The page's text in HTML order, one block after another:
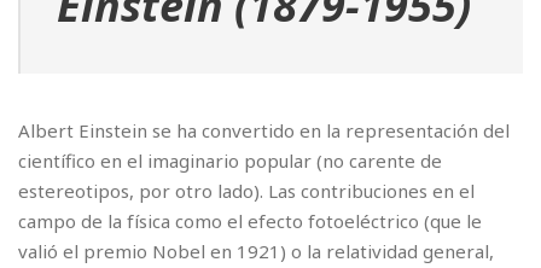
Albert Einstein se ha convertido en la representación del
científico en el imaginario popular (no carente de
estereotipos, por otro lado). Las contribuciones en el
campo de la física como el efecto fotoeléctrico (que le
valió el premio Nobel en 1921) o la relatividad general,